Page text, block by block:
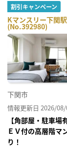
割引キャンペーン
Kマンスリー下関
(No.392980)
下関市
情報更新日 2026/
【角部屋・駐車
ＥＶ付の高層階
り！